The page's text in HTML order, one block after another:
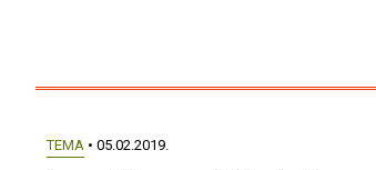
TEMA• 05.02.2019.